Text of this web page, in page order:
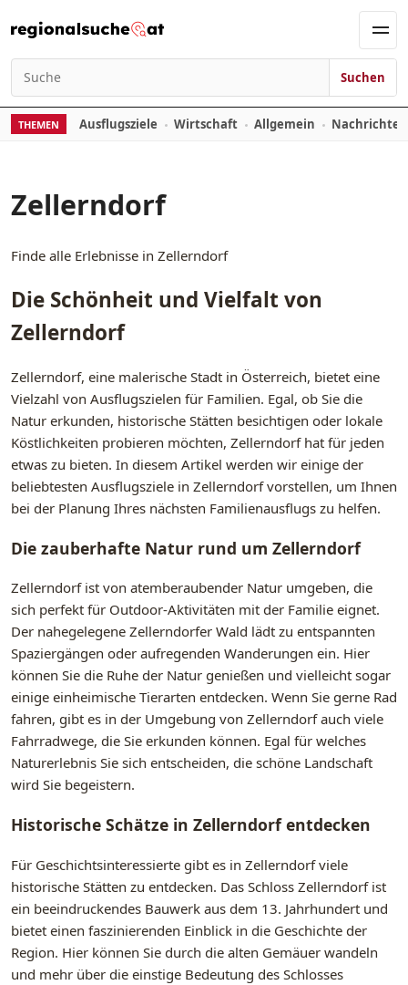
Suchen nach:
Suchen
THEMEN Ausflugsziele Wirtschaft Allgemein
Zellerndorf
Finde alle Erlebnisse in Zellerndorf
Die Schönheit und Vielfalt von
Zellerndorf
Zellerndorf, eine malerische Stadt in Österreich, bietet eine
Vielzahl von Ausflugszielen für Familien. Egal, ob Sie die
Natur erkunden, historische Stätten besichtigen oder lokale
Köstlichkeiten probieren möchten, Zellerndorf hat für jeden
etwas zu bieten. In diesem Artikel werden wir einige der
beliebtesten Ausflugsziele in Zellerndorf vorstellen, um Ihnen
bei der Planung Ihres nächsten Familienausflugs zu helfen.
Die zauberhafte Natur rund um Zellerndorf
Zellerndorf ist von atemberaubender Natur umgeben, die
sich perfekt für Outdoor-Aktivitäten mit der Familie eignet.
Der nahegelegene Zellerndorfer Wald lädt zu entspannten
Spaziergängen oder aufregenden Wanderungen ein. Hier
können Sie die Ruhe der Natur genießen und vielleicht sogar
einige einheimische Tierarten entdecken. Wenn Sie gerne Rad
fahren, gibt es in der Umgebung von Zellerndorf auch viele
Fahrradwege, die Sie erkunden können. Egal für welches
Naturerlebnis Sie sich entscheiden, die schöne Landschaft
wird Sie begeistern.
Historische Schätze in Zellerndorf entdecken
Für Geschichtsinteressierte gibt es in Zellerndorf viele
historische Stätten zu entdecken. Das Schloss Zellerndorf ist
ein beeindruckendes Bauwerk aus dem 13. Jahrhundert und
bietet einen faszinierenden Einblick in die Geschichte der
Region. Hier können Sie durch die alten Gemäuer wandeln
und mehr über die einstige Bedeutung des Schlosses